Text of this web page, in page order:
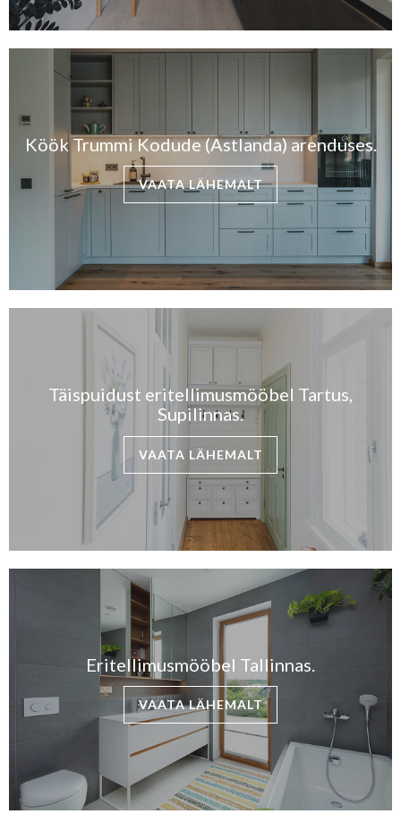
Köök Trummi Kodude (Astlanda) arenduses.
VAATA LÄHEMALT
Täispuidust eritellimusmööbel Tartus,
Supilinnas.
VAATA LÄHEMALT
Eritellimusmööbel Tallinnas.
VAATA LÄHEMALT